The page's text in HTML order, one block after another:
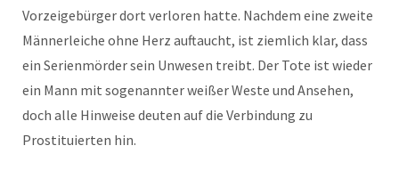
Vorzeigebürger dort verloren hatte. Nachdem eine zweite
Männerleiche ohne Herz auftaucht, ist ziemlich klar, dass
ein Serienmörder sein Unwesen treibt. Der Tote ist wieder
ein Mann mit sogenannter weißer Weste und Ansehen,
doch alle Hinweise deuten auf die Verbindung zu
Prostituierten hin.